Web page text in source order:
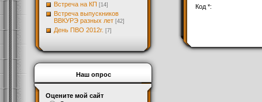
Встреча на КП [14]
Встреча выпускников
ВВКУРЭ разных лет [42]
День ПВО 2012г. [7]
Наш опрос
Оцените мой сайт
Код *: